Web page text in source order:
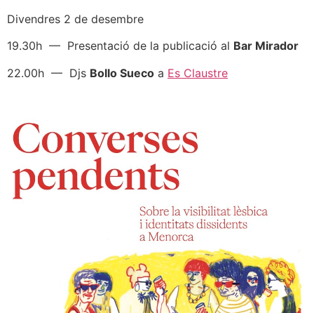
Divendres 2 de desembre
19.30h — Presentació de la publicació al Bar Mirador
22.00h — Djs Bollo Sueco a Es Claustre